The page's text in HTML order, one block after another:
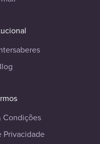
Condições
Privacidade